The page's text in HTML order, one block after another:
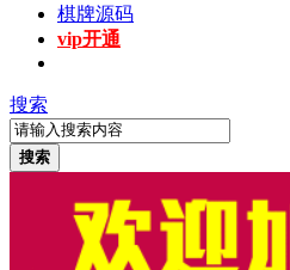
棋牌源码
vip开通
搜索
搜索